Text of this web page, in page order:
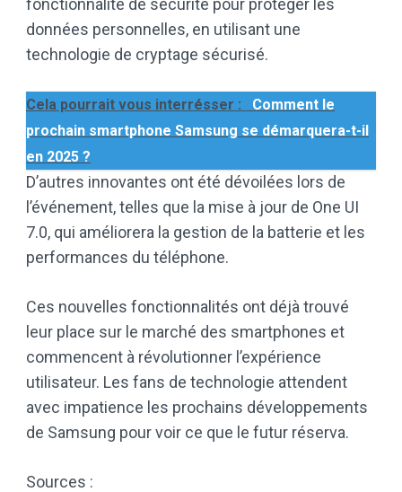
fonctionnalité de sécurité pour protéger les
données personnelles, en utilisant une
technologie de cryptage sécurisé.
Cela pourrait vous interrésser :
Comment le
prochain smartphone Samsung se démarquera-t-il
en 2025 ?
D’autres innovantes ont été dévoilées lors de
l’événement, telles que la mise à jour de One UI
7.0, qui améliorera la gestion de la batterie et les
performances du téléphone.
Ces nouvelles fonctionnalités ont déjà trouvé
leur place sur le marché des smartphones et
commencent à révolutionner l’expérience
utilisateur. Les fans de technologie attendent
avec impatience les prochains développements
de Samsung pour voir ce que le futur réserva.
Sources :